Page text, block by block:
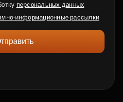
персональных данных
информационные рассылки